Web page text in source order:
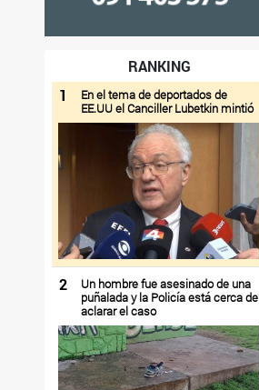
RANKING
1
En el tema de deportados de
EE.UU el Canciller Lubetkin mintió
2
Un hombre fue asesinado de una
puñalada y la Policía está cerca de
aclarar el caso